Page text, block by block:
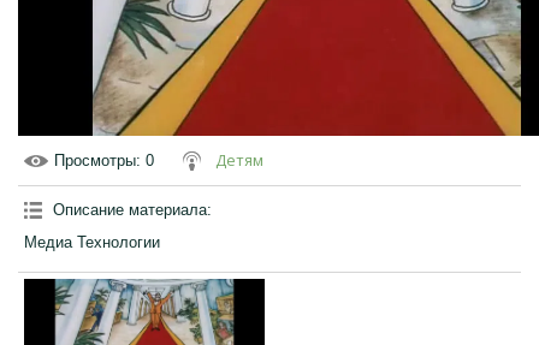
Просмотры: 0 Детям
Описание материала:
Медиа Технологии